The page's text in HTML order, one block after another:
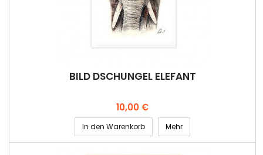
BILD DSCHUNGEL ELEFANT
Preis
10,00 €
In den Warenkorb Mehr